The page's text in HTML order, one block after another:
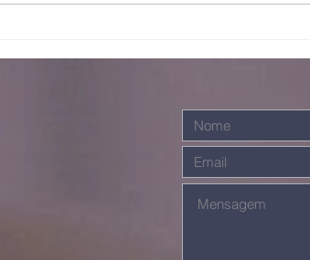
mais fortes